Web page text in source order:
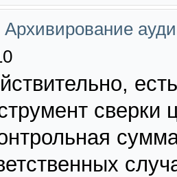
Архивирование
сверки